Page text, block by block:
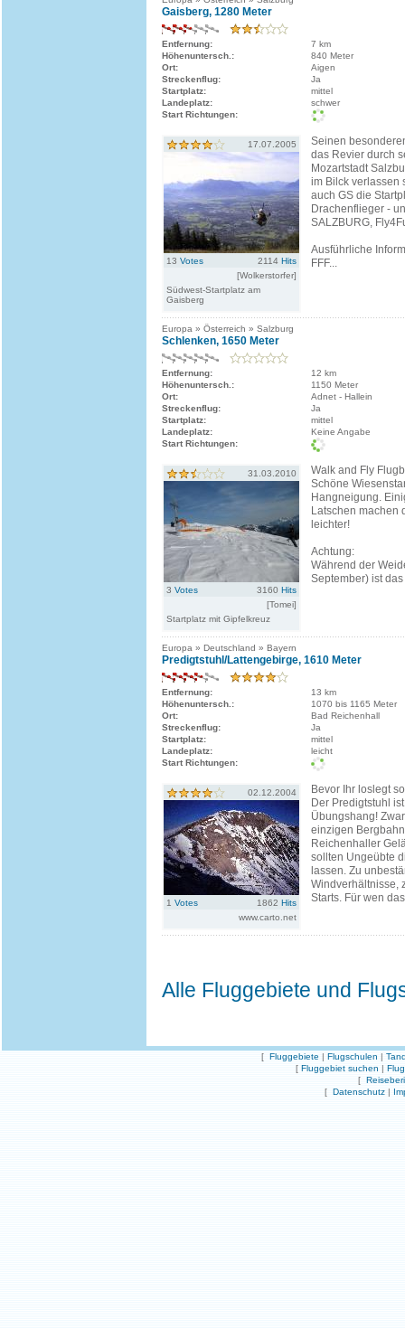
Gaisberg, 1280 Meter
Entfernung:
7 km
Höhenuntersch.:
840 Meter
Ort:
Aigen
Streckenflug:
Ja
Startplatz:
mittel
Landeplatz:
schwer
Start Richtungen:
17.07.2005
13 Votes 2114 Hits
[Wolkerstorfer]
Südwest-Startplatz am
Gaisberg
Seinen
das Revier durch
Mozartstadt
im Bilck verlassen
auch GS die
Drachenflieger -
SALZBURG,
Ausführliche
FFF...
Europa » Österreich » Salzburg
Schlenken, 1650 Meter
Entfernung:
12 km
Höhenuntersch.:
1150 Meter
Ort:
Adnet - Hallein
Streckenflug:
Ja
Startplatz:
mittel
Landeplatz:
Keine Angabe
Start Richtungen:
31.03.2010
3 Votes 3160 Hits
[Tomei]
Startplatz mit Gipfelkreuz
Walk and Fly
Schöne
Hangneigung.
Latschen machen
leichter!
Achtung:
Während der
September) ist
Europa » Deutschland » Bayern
Predigtstuhl/Lattengebirge, 1610 Meter
Entfernung:
13 km
Höhenuntersch.:
1070 bis 1165 Meter
Ort:
Bad Reichenhall
Streckenflug:
Ja
Startplatz:
mittel
Landeplatz:
leicht
Start Richtungen:
02.12.2004
1 Votes 1862 Hits
www.carto.net
Bevor Ihr loslegt
Der Predigtstuhl
Übungshang!
einzigen
Reichenhaller
sollten Ungeübte
lassen. Zu
Windverhältnisse,
Starts. Für wen
Alle Fluggebiete und
[ Fluggebiete | Flugschulen |
[ Fluggebiet suchen |
[
[ Datenschutz |